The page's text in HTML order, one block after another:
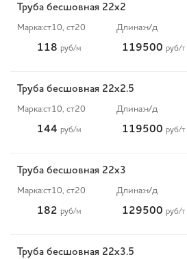
Труба бесшовная 22х2
Марка:ст10, ст20 Длина:н/д
118 руб/м 119500 руб/т
Труба бесшовная 22х2.5
Марка:ст10, ст20 Длина:н/д
144 руб/м 119500 руб/т
Труба бесшовная 22х3
Марка:ст10, ст20 Длина:н/д
182 руб/м 129500 руб/т
Труба бесшовная 22х3.5